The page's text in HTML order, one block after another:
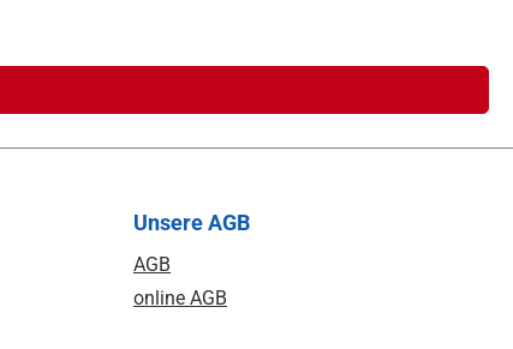
Unsere AGB
AGB
online AGB